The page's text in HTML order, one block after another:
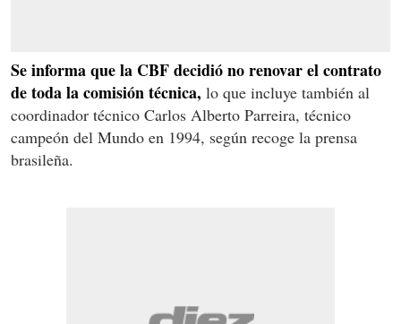
Se informa que la CBF decidió no renovar el contrato
de toda la comisión técnica, lo que incluye también al
coordinador técnico Carlos Alberto Parreira, técnico
campeón del Mundo en 1994, según recoge la prensa
brasileña.